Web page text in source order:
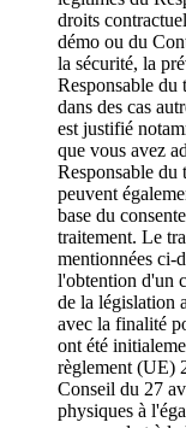
droits
démo ou du
la sécurité, la
Responsable du
dans des cas
est justifié
que vous avez
Responsable du
peuvent
base du
traitement. Le
mentionnées ci-
l'obtention d'un
de la législation
avec la finalité
ont été
règlement (UE)
Conseil du 27
physiques à